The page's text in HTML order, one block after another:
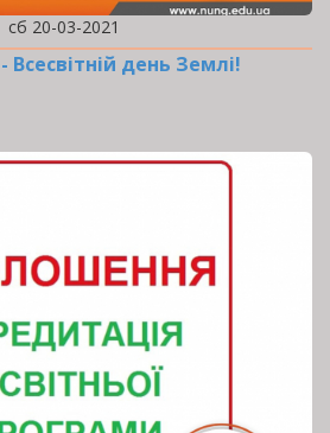
сб 20-03-2021
Всесвітній день Землі!